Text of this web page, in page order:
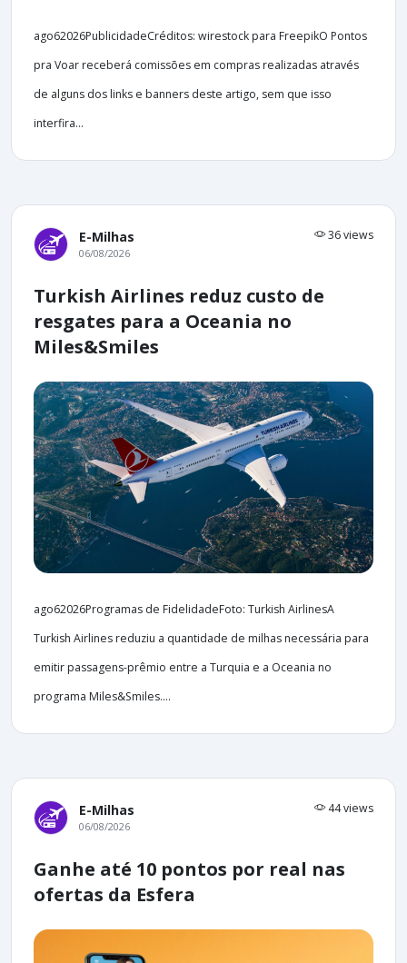
ago62026PublicidadeCréditos: wirestock para FreepikO Pontos
pra Voar receberá comissões em compras realizadas através
de alguns dos links e banners deste artigo, sem que isso
interfira...
E-Milhas 36 views
06/08/2026
Turkish Airlines reduz custo de
resgates para a Oceania no
Miles&Smiles
ago62026Programas de FidelidadeFoto: Turkish AirlinesA
Turkish Airlines reduziu a quantidade de milhas necessária para
emitir passagens-prêmio entre a Turquia e a Oceania no
programa Miles&Smiles....
E-Milhas 44 views
06/08/2026
Ganhe até 10 pontos por real nas
ofertas da Esfera